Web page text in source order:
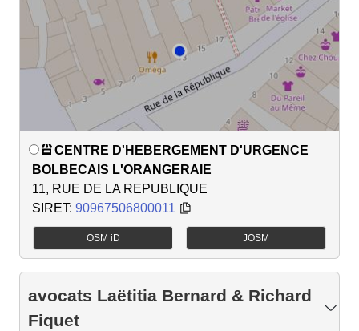
CENTRE D'HEBERGEMENT D'URGENCE
BOLBECAIS L'ORANGERAIE
11, RUE DE LA REPUBLIQUE
SIRET: 90967506800011
OSM iD JOSM
avocats Laëtitia Bernard & Richard
Fiquet